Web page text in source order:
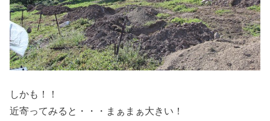
しかも！！
近寄ってみると・・・まぁまぁ大きい！